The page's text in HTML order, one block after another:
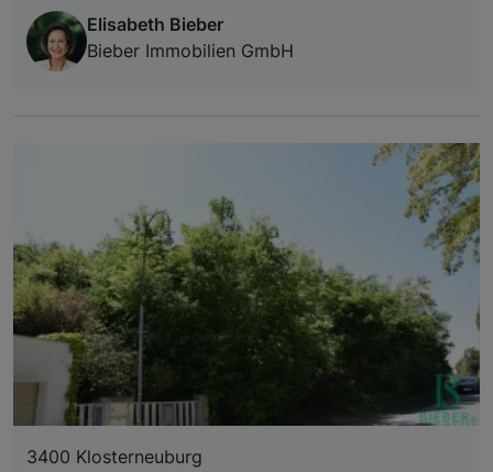
Elisabeth Bieber
Bieber Immobilien GmbH
3400 Klosterneuburg